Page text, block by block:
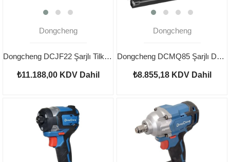
Dongcheng
Dongcheng DCJF22 Şarjlı Tilki Kuyruğu 20V 4AH
₺11.188,00 KDV Dahil
Dongcheng
Dongcheng DCMQ85 Şarjlı Dekupaj 20V 4AH
₺8.855,18 KDV Dahil